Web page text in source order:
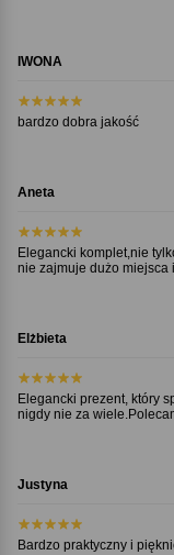
IWONA
bardzo dobra jakość
Aneta
Elegancki komplet,nie
nie zajmuje dużo miejsca
Elżbieta
Elegancki prezent, który
nigdy nie za
Justyna
Bardzo praktyczny i